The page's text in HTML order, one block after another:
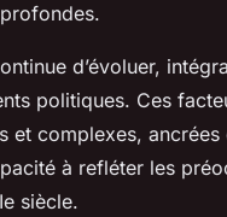
d’évoluer,
politiques. Ces
et complexes, ancrées
à refléter les
siècle.